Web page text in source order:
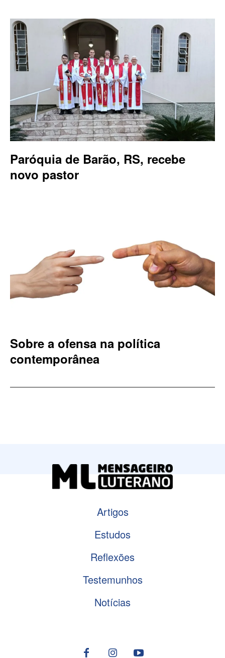
Paróquia de Barão, RS, recebe
novo pastor
Sobre a ofensa na política
contemporânea
Artigos
Estudos
Reflexões
Testemunhos
Notícias